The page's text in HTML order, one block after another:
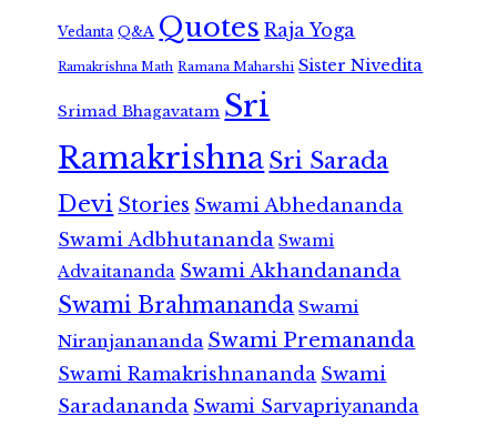
Vedanta Q&A Quotes Raja Yoga
Ramakrishna Math Ramana Maharshi Sister Nivedita
Srimad Bhagavatam Sri
RamakrishnaSri Sarada
Devi Stories Swami Abhedananda
Swami Adbhutananda Swami
Advaitananda Swami Akhandananda
Swami Brahmananda Swami
Niranjanananda Swami Premananda
Swami Ramakrishnananda Swami
Saradananda Swami Sarvapriyananda